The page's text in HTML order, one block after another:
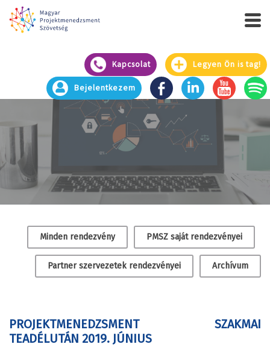
Kapcsolat Legyen Ön is tag!
Bejelentkezem
RENDEZVÉNY
Minden rendezvény PMSZ saját rendezvényei
Partner szervezetek rendezvényei Archívum
PROJEKTMENEDZSMENT SZAKMAI
TEADÉLUTÁN 2019. JÚNIUS